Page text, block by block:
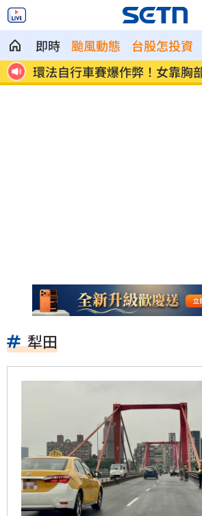
即時 颱風動態 台股怎投資
環法自行車賽爆作弊！女靠胸部
阻
犁田